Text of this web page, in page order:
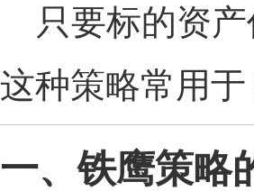
只要标的资
这种策略常用
一、铁鹰策略